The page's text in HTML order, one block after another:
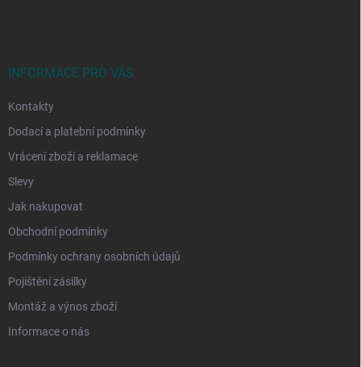
INFORMACE PRO VÁS
Kontakty
Dodací a platební podmínky
Vrácení zboží a reklamace
Slevy
Jak nakupovat
Obchodní podmínky
Podmínky ochrany osobních údajů
Pojištění zásilky
Montáž a výnos zboží
Informace o nás